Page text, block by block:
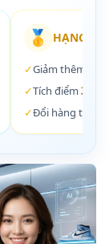
🥇 HẠNG
✓Giảm thêm
✓Tích điểm 3%
✓Đổi hàng trong